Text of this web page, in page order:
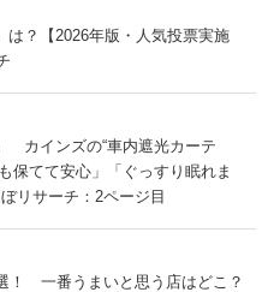
は？【2026年版・人気投票実施
カインズの“車内遮光カーテ
保てて安心」「ぐっすり眠れま
リサーチ：2ページ目
！ 一番うまいと思う店はどこ？